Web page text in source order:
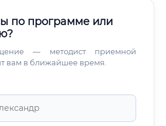
по программе или
— методист приемной
вам в ближайшее время.